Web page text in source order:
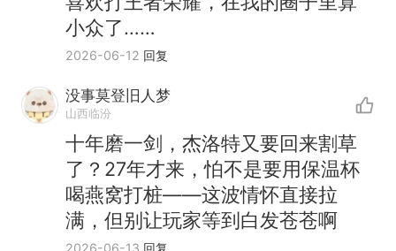
小众了……
2026-06-12 回复
没事莫登旧人梦
山西临汾
十年磨一剑，杰洛特又要回来割草
了？27年才来，怕不是要用保温杯
喝燕窝打桩——这波情怀直接拉
满，但别让玩家等到白发苍苍啊